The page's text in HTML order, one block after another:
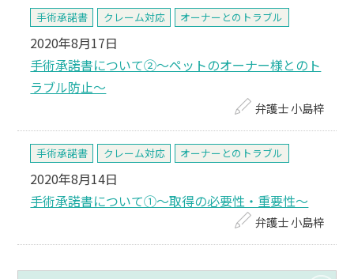
手術承諾書 クレーム対応 オーナーとのトラブル
2020年8月17日
手術承諾書について②～ペットのオーナー様とのト
ラブル防止～
弁護士 小島梓
手術承諾書 クレーム対応 オーナーとのトラブル
2020年8月14日
手術承諾書について①～取得の必要性・重要性～
弁護士 小島梓